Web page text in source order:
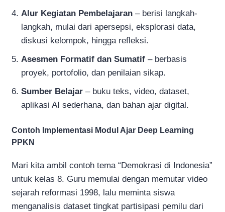
Alur Kegiatan Pembelajaran – berisi langkah-
langkah, mulai dari apersepsi, eksplorasi data,
diskusi kelompok, hingga refleksi.
Asesmen Formatif dan Sumatif – berbasis
proyek, portofolio, dan penilaian sikap.
Sumber Belajar – buku teks, video, dataset,
aplikasi AI sederhana, dan bahan ajar digital.
Contoh Implementasi Modul Ajar Deep Learning
PPKN
Mari kita ambil contoh tema “Demokrasi di Indonesia”
untuk kelas 8. Guru memulai dengan memutar video
sejarah reformasi 1998, lalu meminta siswa
menganalisis dataset tingkat partisipasi pemilu dari